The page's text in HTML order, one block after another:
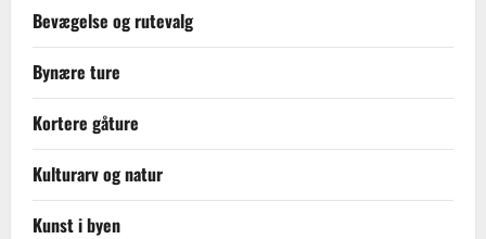
Bevægelse og rutevalg
Bynære ture
Kortere gåture
Kulturarv og natur
Kunst i byen